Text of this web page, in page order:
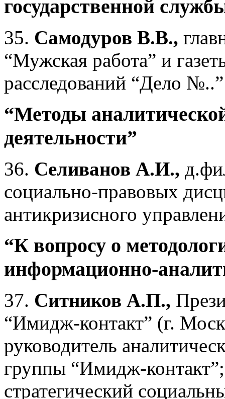
государственной
35. Самодуров В.В.,
“Мужская работа” и
расследований “Дело №..”
“Методы
деятельности”
36. Селиванов А.И.,
социально-правовых
антикризисного
“К вопросу о
информационно-
37. Ситников А.П.,
“Имидж-контакт” (г.
руководитель
группы “Имидж-
стратегический